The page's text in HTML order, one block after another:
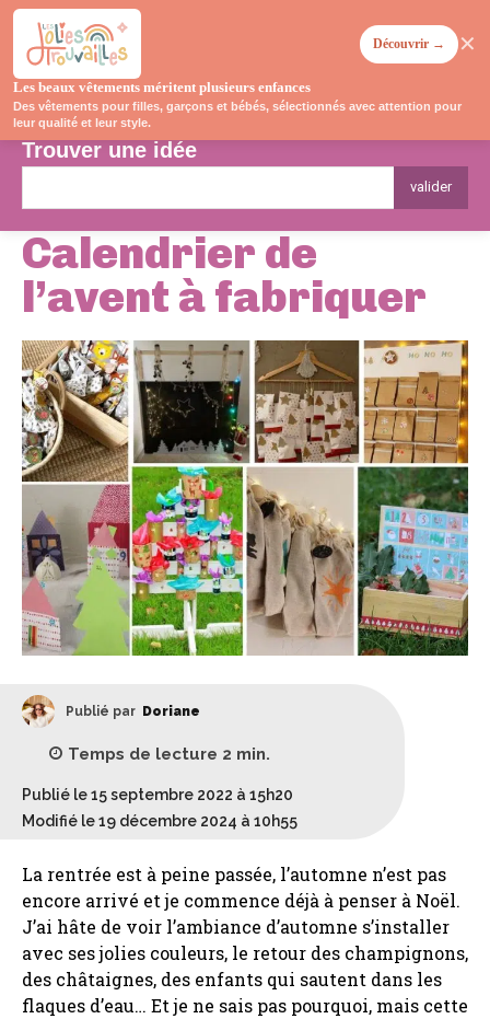
Trouver une idée
valider
Calendrier de
l’avent à fabriquer
Publié par Doriane
Temps de lecture 2 min.
Publié le 15 septembre 2022 à 15h20
Modifié le 19 décembre 2024 à 10h55
La rentrée est à peine passée, l’automne n’est pas
encore arrivé et je commence déjà à penser à Noël.
J’ai hâte de voir l’ambiance d’automne s’installer
avec ses jolies couleurs, le retour des champignons,
des châtaignes, des enfants qui sautent dans les
flaques d’eau… Et je ne sais pas pourquoi, mais cette
Les beaux vêtements méritent plusieurs enfances
Des vêtements pour filles, garçons et bébés, sélectionnés avec attention pour
leur qualité et leur style.
Découvrir → ✕